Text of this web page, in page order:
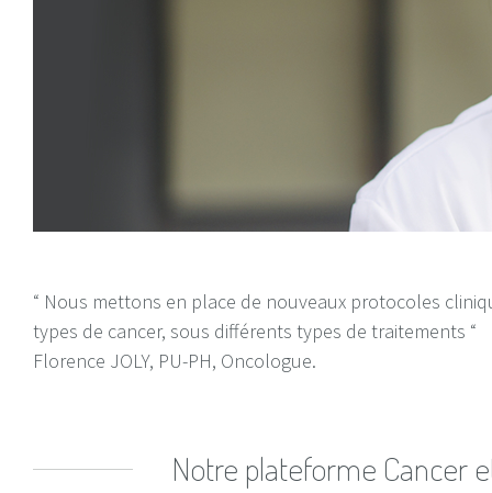
“ Nous mettons en place de nouveaux protocoles
types de cancer, sous différents types de traitements “
Florence JOLY, PU-PH, Oncologue.
Notre plateforme Cancer